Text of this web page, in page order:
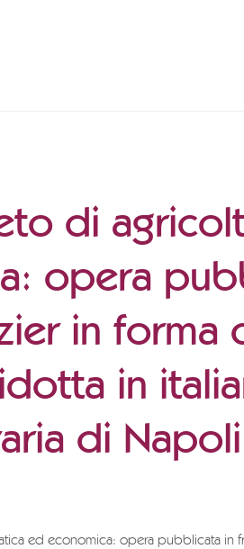
di
opera
in forma
in
di
ed economica: opera pubblicata in